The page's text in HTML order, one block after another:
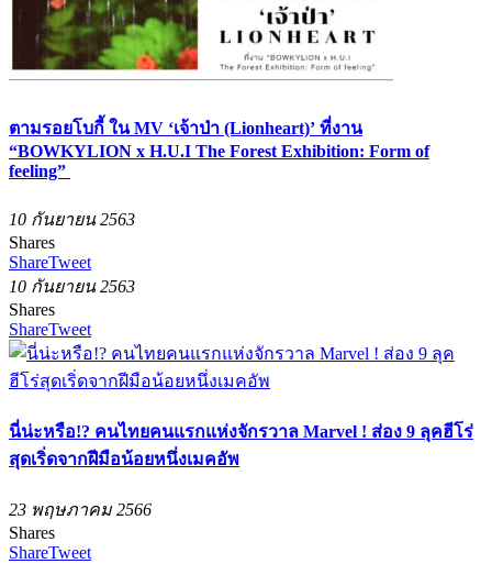
ตามรอยโบกี้ ใน MV ‘เจ้าป่า (Lionheart)’ ที่งาน
“BOWKYLION x H.U.I The Forest Exhibition: Form of
feeling”
10 กันยายน 2563
Shares
ShareTweet
10 กันยายน 2563
Shares
ShareTweet
นี่น่ะหรือ!? คนไทยคนแรกแห่งจักรวาล Marvel ! ส่อง 9 ลุคฮีโร่
สุดเริ่ดจากฝีมือน้อยหนึ่งเมคอัพ
23 พฤษภาคม 2566
Shares
ShareTweet